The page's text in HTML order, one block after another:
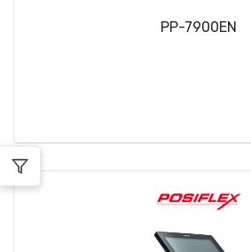
PP-7900EN